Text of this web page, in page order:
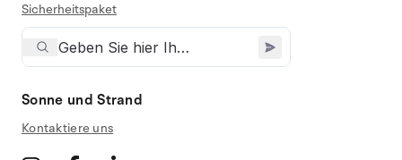
Sicherheitspaket
Sonne und Strand
Kontaktiere uns